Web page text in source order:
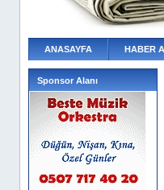
ANASAYFA HABER
Sponsor Alanı